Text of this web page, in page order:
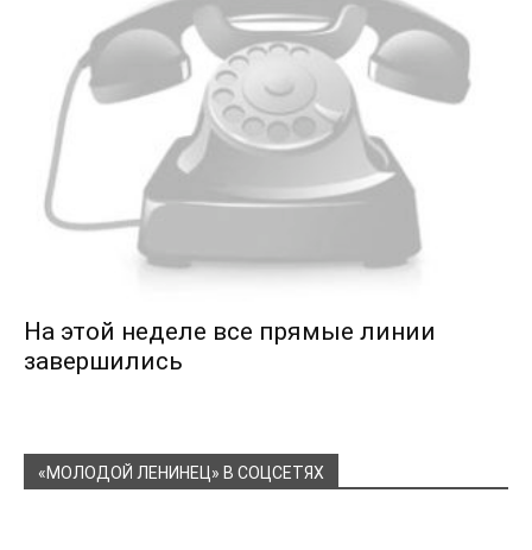
На этой неделе все прямые линии
завершились
«МОЛОДОЙ ЛЕНИНЕЦ» В СОЦСЕТЯХ